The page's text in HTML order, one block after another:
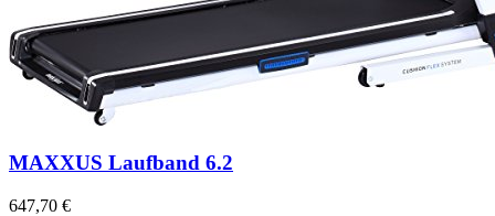
MAXXUS Laufband 6.2
647,70 €